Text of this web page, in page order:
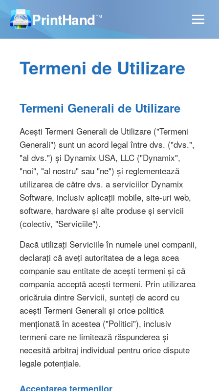
PrintHand™
Termeni de Utilizare
Termeni Generali de Utilizare
Acești Termeni Generali de Utilizare ("Termeni
Generali") sunt un acord legal între dvs. ("dvs.",
"al dvs.") și Dynamix USA, LLC ("Dynamix",
"noi", "al nostru" sau "ne") și reglementează
utilizarea de către dvs. a serviciilor Dynamix
Software, inclusiv aplicații mobile, site-uri web,
software, hardware și alte produse și servicii
(colectiv, "Serviciile").
Dacă utilizați Serviciile în numele unei companii,
declarați că aveți autoritatea de a lega acea
companie sau entitate de acești termeni și că
compania acceptă acești termeni. Prin utilizarea
oricăruia dintre Servicii, sunteți de acord cu
acești Termeni Generali și orice politică
menționată în acestea ("Politici"), inclusiv
termeni care ne limitează răspunderea și
necesită arbitraj individual pentru orice dispute
legale potențiale.